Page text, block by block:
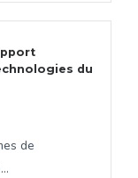
du
de